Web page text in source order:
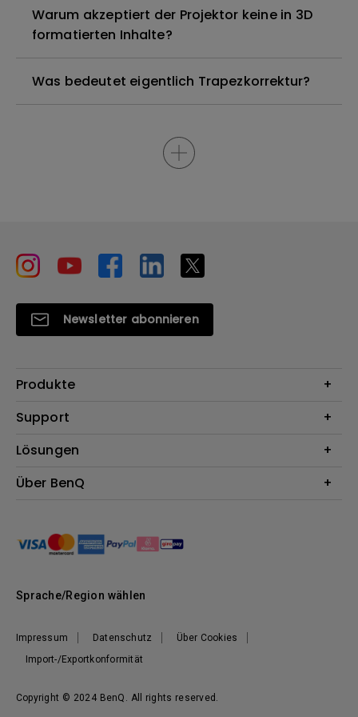
Warum akzeptiert der Projektor keine in 3D
formatierten Inhalte?
Was bedeutet eigentlich Trapezkorrektur?
Newsletter abonnieren
Produkte
Beamer
Lampen
Webcams
Support
Kontakt
Reparaturservice
Onlineshop FAQ
BenQ Blog
Lösungen
Für Unternehmen
Über BenQ
Nachhaltigkeit
Unser Versprechen
Copyright © 2024 BenQ. All rights reserved.
Impressum Datenschutz
Über Cookies
Import-/Exportkonformität
Sprache/Region wählen